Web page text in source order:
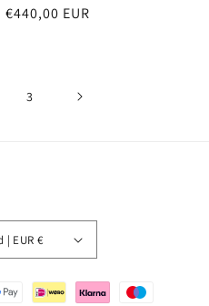
Normale
€440,00 EUR
3
Nederland | EUR €